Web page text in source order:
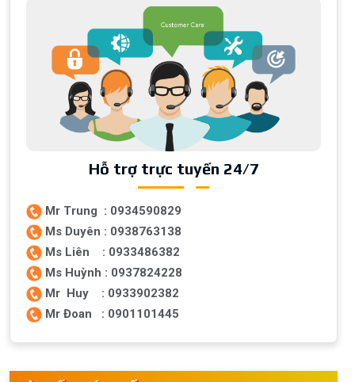
Hỗ trợ trực tuyến 24/7
Mr Trung : 0934590829
Ms Duyên : 0938763138
Ms Liên : 0933486382
Ms Huỳnh : 0937824228
Mr Huy : 0933902382
Mr Đoan : 0901101445